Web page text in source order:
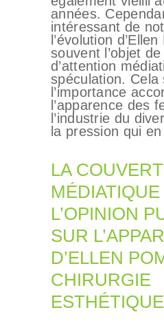
CONTACT
DEMANDE DE
années.
intéressant de
l’évolution
souvent l’objet
d’attention
spéculation. Cela
l’importance
l’apparence des
l’industrie du
la pression qui
LA
L’OPINION
SUR
D’ELLEN
CHIRURGIE
ESTHÉTIQUE